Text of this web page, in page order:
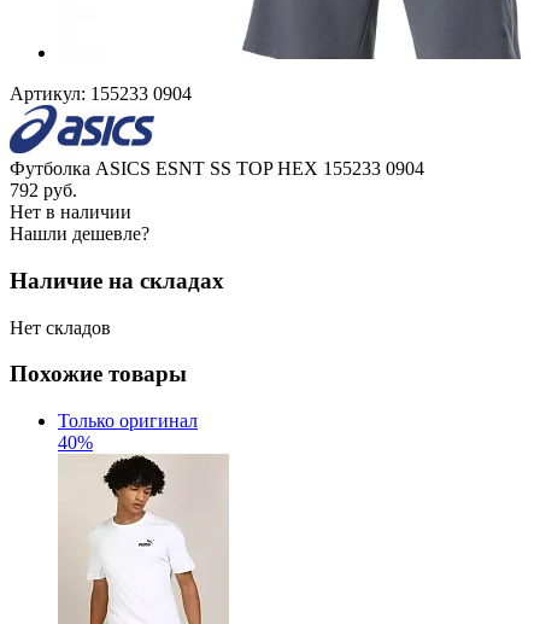
Артикул: 155233 0904
Футболка ASICS ESNT SS TOP HEX 155233 0904
792 руб.
Нет в наличии
Нашли дешевле?
Наличие на складах
Нет складов
Похожие товары
Только оригинал
40%